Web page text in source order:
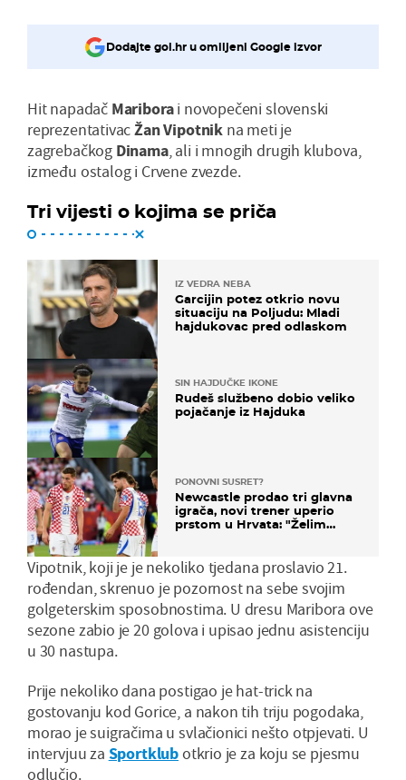
Dodajte gol.hr u omiljeni Google izvor
Hit napadač Mariborai novopečeni slovenski
reprezentativacŽan Vipotnikna meti je
zagrebačkog Dinama, ali i mnogih drugih klubova,
između ostalog i Crvene zvezde.
Tri vijesti o kojima se priča
IZ VEDRA NEBA
Garcijin potez otkrio novu
situaciju na Poljudu: Mladi
hajdukovac pred odlaskom
SIN HAJDUČKE IKONE
Rudeš službeno dobio veliko
pojačanje iz Hajduka
PONOVNI SUSRET?
Newcastle prodao tri glavna
igrača, novi trener uperio
prstom u Hrvata: "Želim
Vipotnik, koji je je nekoliko tjedana proslavio 21.
rođendan, skrenuo je pozornost na sebe svojim
golgeterskim sposobnostima. U dresu Maribora ove
sezone zabio je 20 golova i upisao jednu asistenciju
u 30 nastupa.
Prije nekoliko dana postigao je hat-trick na
gostovanju kod Gorice, a nakon tih triju pogodaka,
morao je suigračima u svlačionici nešto otpjevati. U
intervjuu za Sportklubotkrio je za koju se pjesmu
odlučio.